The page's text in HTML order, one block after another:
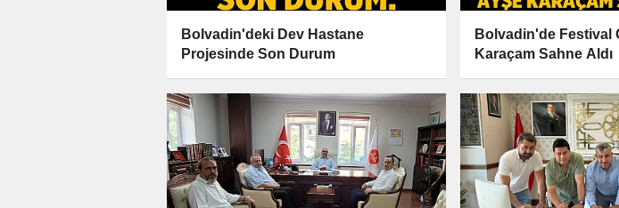
Bolvadin'deki Dev Hastane
Projesinde Son Durum
Bolvadin'de Festival
Karaçam Sahne Aldı